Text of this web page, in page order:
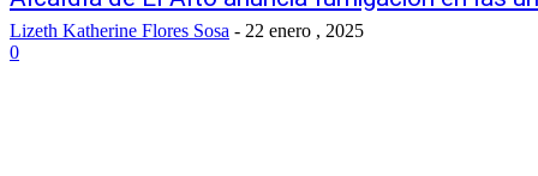
Lizeth Katherine Flores Sosa - 22 enero , 2025
0